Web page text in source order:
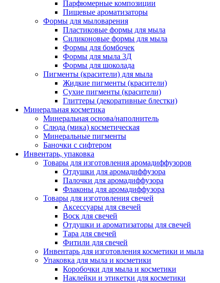
Парфюмерные композиции
Пищевые ароматизаторы
Формы для мыловарения
Пластиковые формы для мыла
Силиконовые формы для мыла
Формы для бомбочек
Формы для мыла 3Д
Формы для шоколада
Пигменты (красители) для мыла
Жидкие пигменты (красители)
Сухие пигменты (красители)
Глиттеры (декоративные блестки)
Минеральная косметика
Минеральная основа/наполнитель
Слюда (мика) косметическая
Минеральные пигменты
Баночки с сифтером
Инвентарь, упаковка
Товары для изготовления аромадиффузоров
Отдушки для аромадиффузора
Палочки для аромадиффузора
Флаконы для аромадиффузора
Товары для изготовления свечей
Аксессуары для свечей
Воск для свечей
Отдушки и ароматизаторы для свечей
Тара для свечей
Фитили для свечей
Инвентарь для изготовления косметики и мыла
Упаковка для мыла и косметики
Коробочки для мыла и косметики
Наклейки и этикетки для косметики